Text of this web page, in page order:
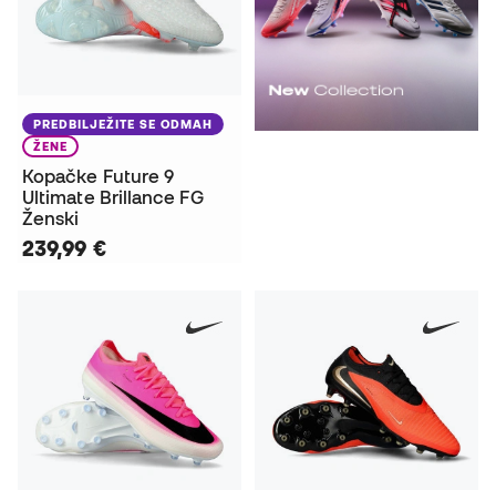
PREDBILJEŽITE SE ODMAH
ŽENE
Kopačke Future 9
Ultimate Brillance FG
Ženski
239,99 €